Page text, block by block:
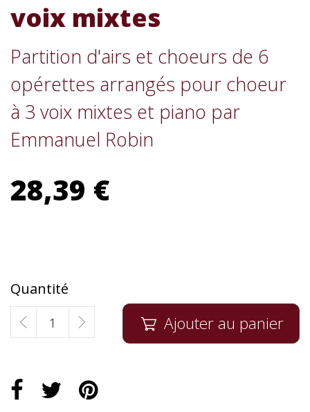
voix mixtes
Partition d'airs et choeurs de 6
opérettes arrangés pour choeur
à 3 voix mixtes et piano par
Emmanuel Robin
28,39 €
Quantité
 Ajouter au panier